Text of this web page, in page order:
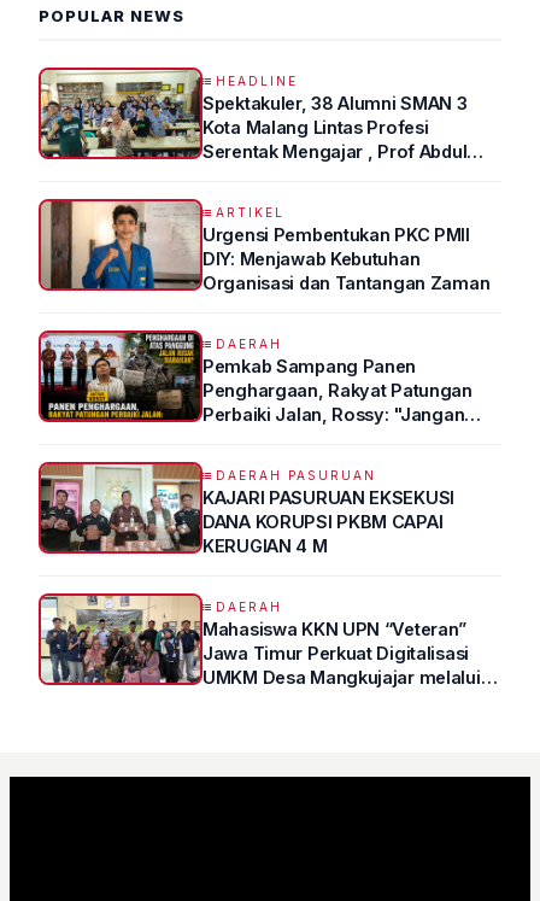
POPULAR NEWS
HEADLINE
Spektakuler, 38 Alumni SMAN 3
Kota Malang Lintas Profesi
Serentak Mengajar , Prof Abdul
ARTIKEL
Urgensi Pembentukan PKC PMII
DIY: Menjawab Kebutuhan
Organisasi dan Tantangan Zaman
DAERAH
Pemkab Sampang Panen
Penghargaan, Rakyat Patungan
Perbaiki Jalan, Rossy: "Jangan
DAERAH PASURUAN
KAJARI PASURUAN EKSEKUSI
DANA KORUPSI PKBM CAPAI
KERUGIAN 4 M
DAERAH
Mahasiswa KKN UPN “Veteran”
Jawa Timur Perkuat Digitalisasi
UMKM Desa Mangkujajar melalui